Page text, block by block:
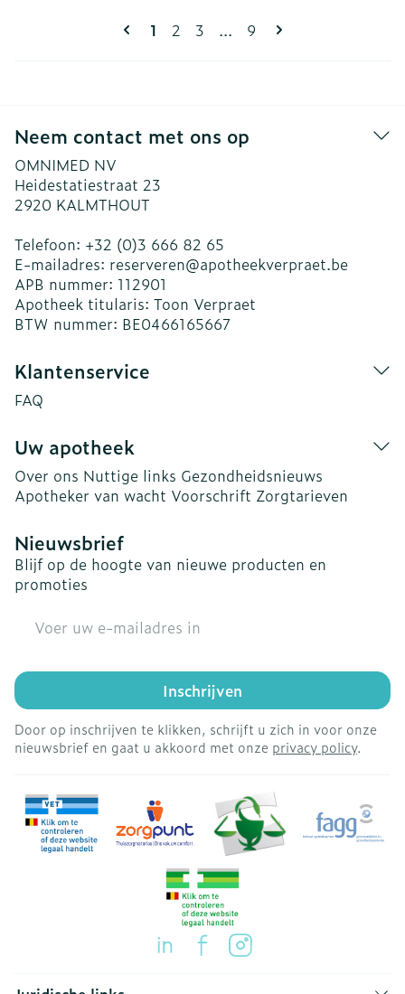
Pagina's
U lees momenteel pagina
1 Pagina
2 Pagina
3 ... Pagina
9
Neem contact met ons op
OMNIMED NV
Heidestatiestraat 23
2920 KALMTHOUT
Telefoon: +32 (0)3 666 82 65
E-mailadres: reserveren@apotheekverpraet.be
APB nummer: 112901
Apotheek titularis: Toon Verpraet
BTW nummer: BE0466165667
Klantenservice
FAQ
Uw apotheek
Over ons Nuttige links Gezondheidsnieuws
Apotheker van wacht Voorschrift Zorgtarieven
Nieuwsbrief
Blijf op de hoogte van nieuwe producten en
promoties
Inschrijven
Door op inschrijven te klikken, schrijft u zich in voor onze
nieuwsbrief en gaat u akkoord met onze privacy policy.